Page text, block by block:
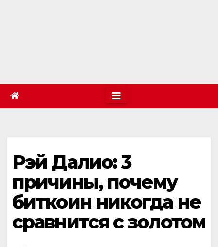
Рэй Далио: 3
причины, почему
биткоин никогда не
сравнится с золотом